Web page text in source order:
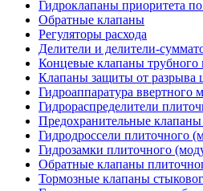
Гидроклапаны приоритета
Обратные клапаны
Регуляторы расхода
Делители и делители-
Концевые клапаны трубного
Клапаны защиты от разрыва
Гидроаппаратура
Гидрораспределители
Предохранительные
Гидродроссели плиточного
Гидрозамки плиточного
Обратные клапаны
Тормозные клапаны